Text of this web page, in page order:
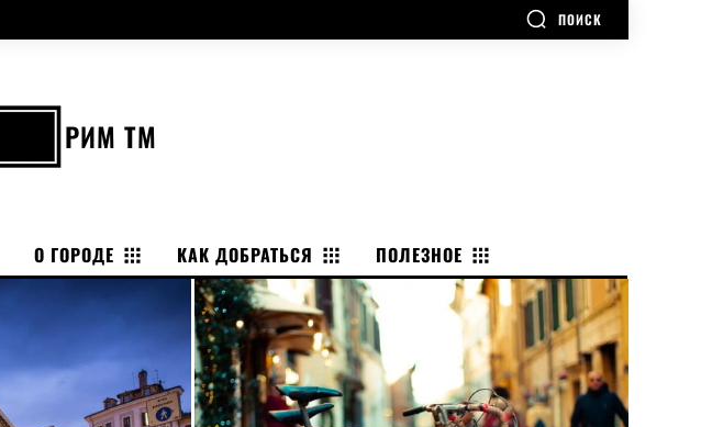
ПОИСК
РИМ ТМ
О ГОРОДЕ КАК ДОБРАТЬСЯ ПОЛЕЗНОЕ